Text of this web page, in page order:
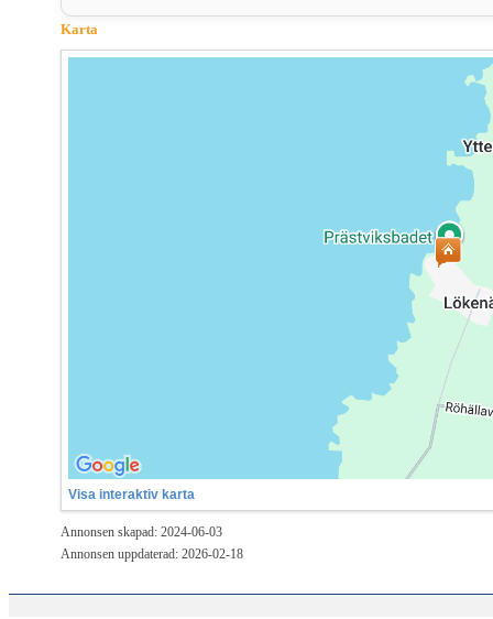
Karta
Visa interaktiv karta
Annonsen skapad: 2024-06-03
Annonsen uppdaterad: 2026-02-18